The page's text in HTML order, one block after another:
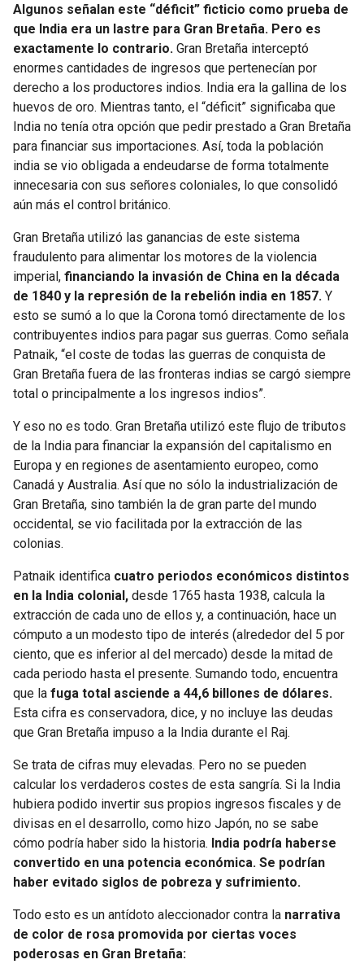
Algunos señalan este “déficit” ficticio como prueba de
que India era un lastre para Gran Bretaña. Pero es
exactamente lo contrario. Gran Bretaña interceptó
enormes cantidades de ingresos que pertenecían por
derecho a los productores indios. India era la gallina de los
huevos de oro. Mientras tanto, el “déficit” significaba que
India no tenía otra opción que pedir prestado a Gran Bretaña
para financiar sus importaciones. Así, toda la población
india se vio obligada a endeudarse de forma totalmente
innecesaria con sus señores coloniales, lo que consolidó
aún más el control británico.
Gran Bretaña utilizó las ganancias de este sistema
fraudulento para alimentar los motores de la violencia
imperial, financiando la invasión de China en la década
de 1840 y la represión de la rebelión india en 1857. Y
esto se sumó a lo que la Corona tomó directamente de los
contribuyentes indios para pagar sus guerras. Como señala
Patnaik, “el coste de todas las guerras de conquista de
Gran Bretaña fuera de las fronteras indias se cargó siempre
total o principalmente a los ingresos indios”.
Y eso no es todo. Gran Bretaña utilizó este flujo de tributos
de la India para financiar la expansión del capitalismo en
Europa y en regiones de asentamiento europeo, como
Canadá y Australia. Así que no sólo la industrialización de
Gran Bretaña, sino también la de gran parte del mundo
occidental, se vio facilitada por la extracción de las
colonias.
Patnaik identifica cuatro periodos económicos distintos
en la India colonial, desde 1765 hasta 1938, calcula la
extracción de cada uno de ellos y, a continuación, hace un
cómputo a un modesto tipo de interés (alrededor del 5 por
ciento, que es inferior al del mercado) desde la mitad de
cada periodo hasta el presente. Sumando todo, encuentra
que la fuga total asciende a 44,6 billones de dólares.
Esta cifra es conservadora, dice, y no incluye las deudas
que Gran Bretaña impuso a la India durante el Raj.
Se trata de cifras muy elevadas. Pero no se pueden
calcular los verdaderos costes de esta sangría. Si la India
hubiera podido invertir sus propios ingresos fiscales y de
divisas en el desarrollo, como hizo Japón, no se sabe
cómo podría haber sido la historia. India podría haberse
convertido en una potencia económica. Se podrían
haber evitado siglos de pobreza y sufrimiento.
Todo esto es un antídoto aleccionador contra la narrativa
de color de rosa promovida por ciertas voces
poderosas en Gran Bretaña: